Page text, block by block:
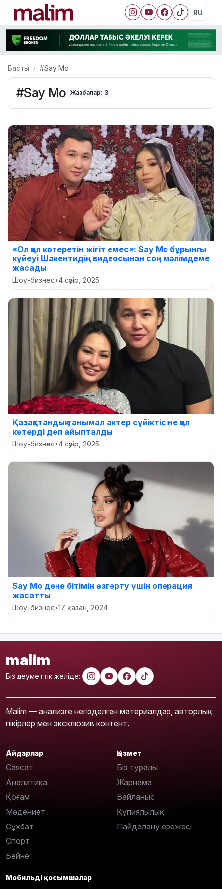
RU
Басты #Say Mo
#Say Mo Жазбалар: 3
«Ол қол көтеретін жігіт емес»: Say Mo бұрынғы
күйеуі Шакентидің видеосынан соң мәлімдеме
жасады
Шоу-бизнес•4 сәуір, 2025
Қазақстандық танымал актер сүйіктісіне қол
көтерді деп айыпталды
Шоу-бизнес•4 сәуір, 2025
Say Mo дене бітімін өзгерту үшін операция
жасатты
Шоу-бизнес•17 қазан, 2024
malim
Біз әлеуметтік желіде:
Malim — анализге негізделген материалдар, авторлық
пікірлер мен эксклюзив контент.
Айдарлар
Саясат
Аналитика
Қоғам
Мәдениет
Сұхбат
Спорт
Бейне
Қызмет
Біз туралы
Жарнама
Байланыс
Құпиялылық
Пайдалану ережесі
Мобильді қосымшалар